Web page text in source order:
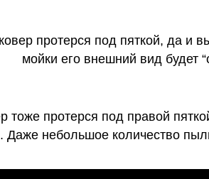
протерся под пяткой, да и
мойки его внешний вид будет
тоже протерся под правой
Даже небольшое количество